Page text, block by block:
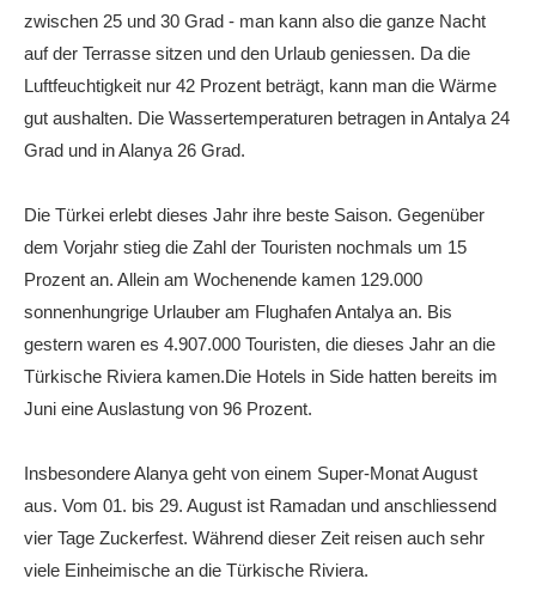
zwischen 25 und 30 Grad - man kann also die ganze Nacht
auf der Terrasse sitzen und den Urlaub geniessen. Da die
Luftfeuchtigkeit nur 42 Prozent beträgt, kann man die Wärme
gut aushalten. Die Wassertemperaturen betragen in Antalya 24
Grad und in Alanya 26 Grad.
Die Türkei erlebt dieses Jahr ihre beste Saison. Gegenüber
dem Vorjahr stieg die Zahl der Touristen nochmals um 15
Prozent an. Allein am Wochenende kamen 129.000
sonnenhungrige Urlauber am Flughafen Antalya an. Bis
gestern waren es 4.907.000 Touristen, die dieses Jahr an die
Türkische Riviera kamen.Die Hotels in Side hatten bereits im
Juni eine Auslastung von 96 Prozent.
Insbesondere Alanya geht von einem Super-Monat August
aus. Vom 01. bis 29. August ist Ramadan und anschliessend
vier Tage Zuckerfest. Während dieser Zeit reisen auch sehr
viele Einheimische an die Türkische Riviera.